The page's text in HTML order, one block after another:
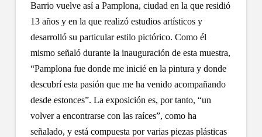
Barrio vuelve así a Pamplona, ciudad en la que residió
13 años y en la que realizó estudios artísticos y
desarrolló su particular estilo pictórico. Como él
mismo señaló durante la inauguración de esta muestra,
“Pamplona fue donde me inicié en la pintura y donde
descubrí esta pasión que me ha venido acompañando
desde estonces”. La exposición es, por tanto, “un
volver a encontrarse con las raíces”, como ha
señalado, y está compuesta por varias piezas plásticas